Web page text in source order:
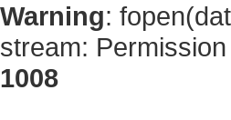
Warning:
stream:
1008